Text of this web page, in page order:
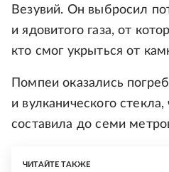
Везувий. Он выбросил
и ядовитого газа, от
кто смог укрыться от
Помпеи оказались
и вулканического
составила до семи
ЧИТАЙТЕ ТАКЖЕ